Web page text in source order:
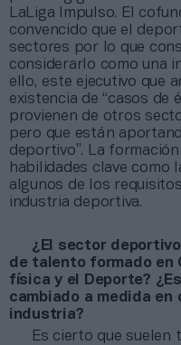
LaLiga Impulso. El
convencido que el
sectores por lo que
considerarlo como una
ello, este ejecutivo que
existencia de “casos de
provienen de otros
pero que están
deportivo”. La
habilidades clave como
algunos de los
industria deportiva.
¿El sector
de talento formado en
física y el Deporte?
cambiado a medida
industria?
Es cierto que suelen